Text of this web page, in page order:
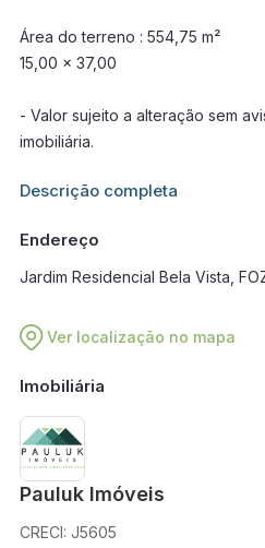
Área do terreno : 554,75 m²
15,00 x 37,00
- Valor sujeito a alteração sem
imobiliária.
Informações adicionais sobre
Descrição completa
Endereço
Jardim Residencial Bela Vista,
Ver localização no mapa
Imobiliária
Pauluk Imóveis
CRECI: J5605